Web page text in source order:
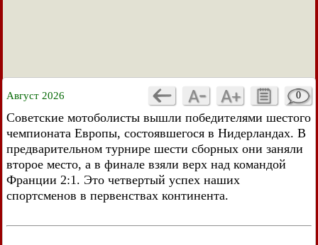
Август 2026 0
Советские мотоболисты вышли победителями шестого
чемпионата Европы, состоявшегося в Нидерландах. В
предварительном турнире шести сборных они заняли
второе место, а в финале взяли верх над командой
Франции 2:1. Это четвертый успех наших
спортсменов в первенствах континента.